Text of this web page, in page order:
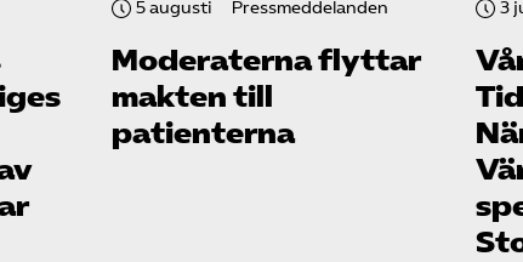
5 augusti Pressmeddelanden
Moderaterna flyttar
makten till
patienterna
3